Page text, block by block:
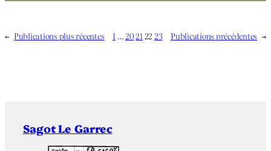
← Publications plus récentes 1 …202122 23 Publications précédentes →
Sagot Le Garrec